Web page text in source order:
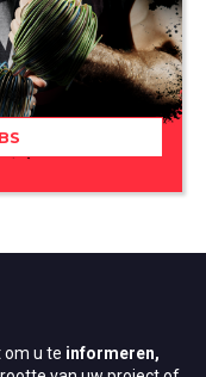
om u te informeren,